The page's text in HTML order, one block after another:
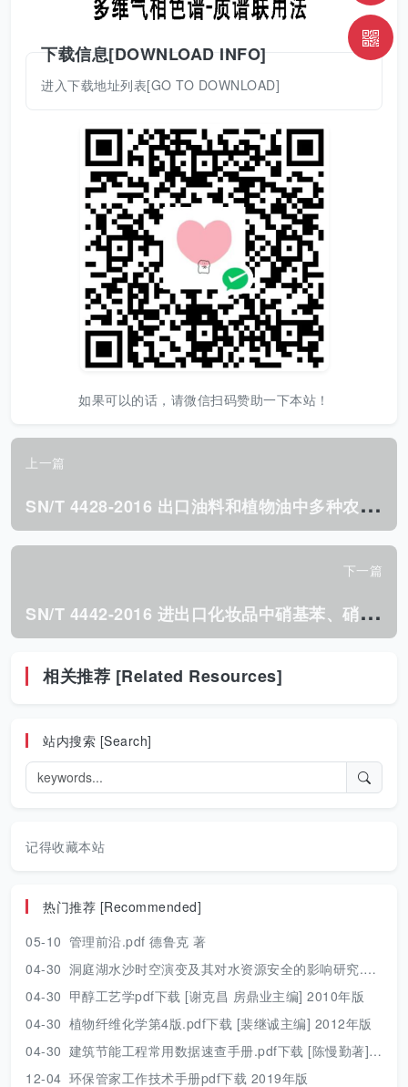
下载信息[DOWNLOAD INFO]
进入下载地址列表[GO TO DOWNLOAD]
如果可以的话，请微信扫码赞助一下本站！
上一篇
S
N/T 4428-2016 出口油料和植物油中多种农药残留量的 测定液相色谱- 质谱/质谱法.pdf
下一篇
S
N/T 4442-2016 进出口化妆品中硝基苯、硝基 甲苯、二硝基甲苯的检测方法.pdf
相关推荐 [Related Resources]
站内搜索 [Search]
记得收藏本站
热门推荐 [Recommended]
05-10 管理前沿.pdf 德鲁克 著
04-30 洞庭湖水沙时空演变及其对水资源安全的影响研究.pdf 胡光伟 著 2017年版
04-30 甲醇工艺学pdf下载 [谢克昌 房鼎业主编] 2010年版
04-30 植物纤维化学第4版.pdf下载 [裴继诚主编] 2012年版
04-30 建筑节能工程常用数据速查手册.pdf下载 [陈慢勤著] 2010年版
12-04 环保管家工作技术手册pdf下载 2019年版